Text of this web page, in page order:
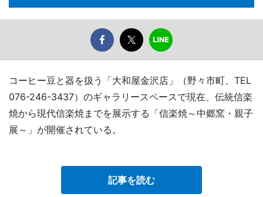
コーヒー豆と器を扱う「大和屋金沢店」（野々市町、TEL
076-246-3437）のギャラリースペースで現在、伝統信楽
焼から現代信楽焼までを展示する「信楽焼～中郷窯・親子
展～」が開催されている。
記事を読む